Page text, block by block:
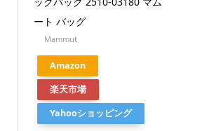
ート バッグ
Mammut
Amazon
楽天市場
Yahooショッピング